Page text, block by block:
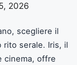
2026
scegliere il
rito serale. Iris, il
cinema, offre